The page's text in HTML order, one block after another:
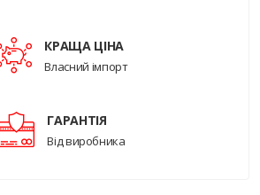
КРАЩА ЦІНА
Власний імпорт
ГАРАНТІЯ
Від виробника